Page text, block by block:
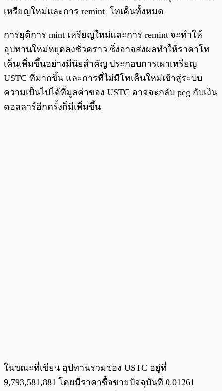
เหรียญใหม่และการ remint โทเค็นทั้งหมด
การยุติการ mint เหรียญใหม่และการ remint จะทำให้
อุปทานใหม่หยุดลงชั่วคราว ซึ่งอาจส่งผลทำให้ราคาโท
เค็นเพิ่มขึ้นอย่างมีนัยสำคัญ ประกอบการเผาเหรียญ
USTC ที่มากขึ้น และการที่ไม่มีโทเค็นใหม่เข้าสู่ระบบ
ความเป็นไปได้ที่มูลค่าของ USTC อาจจะกลับ peg กับเงิน
ดอลลาร์อีกครั้งก็มีเพิ่มขึ้น
ในขณะที่เขียน อุปทานรวมของ USTC อยู่ที่
9,793,581,881 โดยมีราคาซื้อขายปัจจุบันที่ 0.01261